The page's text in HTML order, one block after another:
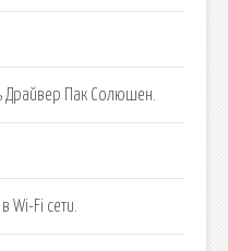
Драйвер Пак Солюшен.
Wi-Fi сети.